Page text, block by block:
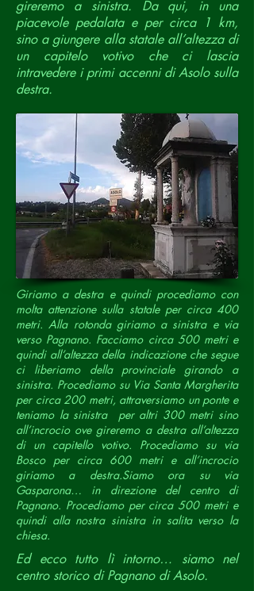
gireremo a sinistra.
Da qui, in una
piacevole pedalata e per circa 1 km,
sino a giungere alla statale all’altezza di
un capitelo votivo che ci lascia
intravedere i primi accenni di Asolo sulla
destra.
Giriamo a destra e quindi procediamo con
molta attenzione sulla statale per circa 400
metri. Alla rotonda giriamo a sinistra e via
verso Pagnano. Facciamo circa 500 metri e
quindi all’altezza della indicazione che segue
ci liberiamo della provinciale girando a
sinistra. Procediamo su Via Santa Margherita
per circa 200 metri, attraversiamo un ponte e
teniamo la sinistra per altri 300 metri sino
all’incrocio ove gireremo a destra all’altezza
di un capitello votivo. Procediamo su via
Bosco per circa 600 metri e all’incrocio
giriamo a destra.Siamo ora su via
Gasparona… in direzione del centro di
Pagnano. Procediamo per circa 500 metri e
quindi alla nostra sinistra in salita verso la
chiesa.
Ed ecco tutto lì intorno… siamo nel
centro storico di Pagnano di Asolo.